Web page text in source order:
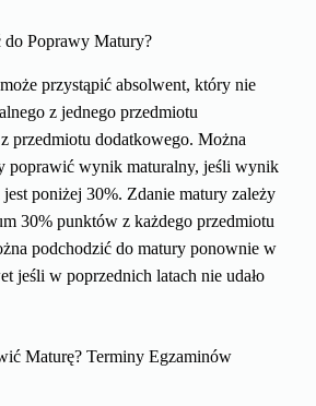
Poprawy Matury?
przystąpić absolwent, który nie
z jednego przedmiotu
przedmiotu dodatkowego. Można
poprawić wynik maturalny, jeśli wynik
poniżej 30%. Zdanie matury zależy
30% punktów z każdego przedmiotu
podchodzić do matury ponownie w
jeśli w poprzednich latach nie udało
Maturę? Terminy Egzaminów